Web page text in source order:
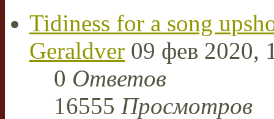
Tidiness for a song
Geraldver 09 фев 2020,
0 Ответов
16555 Просмотров